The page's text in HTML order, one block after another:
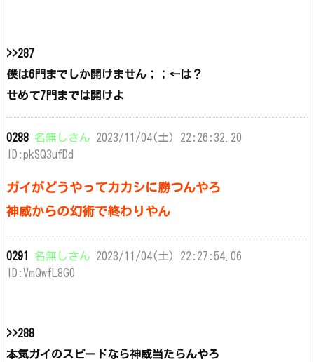
>>287
僕は6門までしか開けません；；←は？
せめて7門までは開けよ
0288 名無しさん 2023/11/04(土) 22:26:32.20
ID:pkSQ3ufDd
ガイがどうやってカカシに勝つんやろ
神威からの幻術で終わりやん
0291 名無しさん 2023/11/04(土) 22:27:54.06
ID:VmQwfL8G0
>>288
本気ガイのスピードなら神威当たらんやろ